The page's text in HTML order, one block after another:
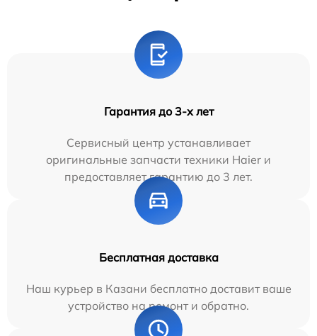
Гарантия до 3-х лет
Сервисный центр устанавливает
оригинальные запчасти техники Haier и
предоставляет гарантию до 3 лет.
Бесплатная доставка
Наш курьер в Казани бесплатно доставит ваше
устройство на ремонт и обратно.